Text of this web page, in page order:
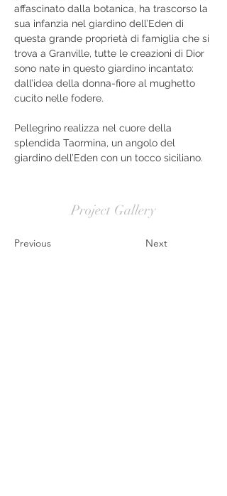
affascinato dalla botanica, ha trascorso la
sua infanzia nel giardino dell’Eden di
questa grande proprietà di famiglia che si
trova a Granville, tutte le creazioni di Dior
sono nate in questo giardino incantato:
dall’idea della donna-fiore al mughetto
cucito nelle fodere.
Pellegrino realizza nel cuore della
splendida Taormina, un angolo del
giardino dell’Eden con un tocco siciliano.
Project Gallery
Previous Next